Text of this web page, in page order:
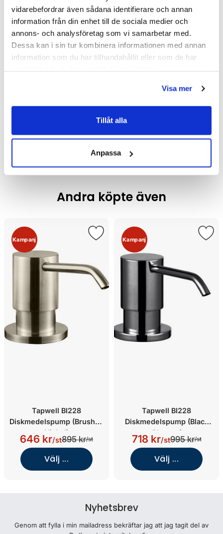
vidarebefordrar även sådana identifierare och annan
information från din enhet till de sociala medier och
annons- och analysföretag som vi samarbetar med.
Dessa kan i sin tur kombinera informationen med annan
information som du har tillhandahållit eller som de har
Visa mer
Tillåt alla
Anpassa
/st
Välj ...
Tapwell ARM380
4 827 kr
Välj ...
Andra köpte även
Kampanj
Tapwell BI228
Diskmedelspump (Brushed
Nickel)
646 kr/st895 kr/st
Välj ...
Kampanj
Tapwell BI228
Diskmedelspump (Black
Chrome)
718 kr/st995 kr/st
Välj ...
Nyhetsbrev
Genom att fylla i min mailadress bekräftar jag att jag tagit del av